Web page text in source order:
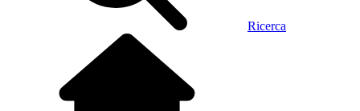
Ricerca